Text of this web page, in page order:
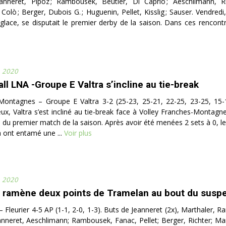
; Berger, Dubois G. ; Huguenin, Pellet, Kisslig ; Sauser.
se disputait le premier derby de la saison. Dans ces
LNA -Groupe E Valtra s’incline au tie-break
– Groupe E Valtra 3-2 (25-23, 25-21, 22-25, 23-25,
Valtra s’est incliné au tie-break face à Volley Franches-
premier match de la saison. Après avoir été menées 2 sets à 0,
ont entamé une ... Voir plus
deux points de Tramelan au bout du
Fleurier 4-5 AP (1-1, 2-0, 1-3). Buts de Jeanneret (2x), Marthaler,
Aeschlimann; Rambousek, Fanac, Pellet; Berger, Richter;